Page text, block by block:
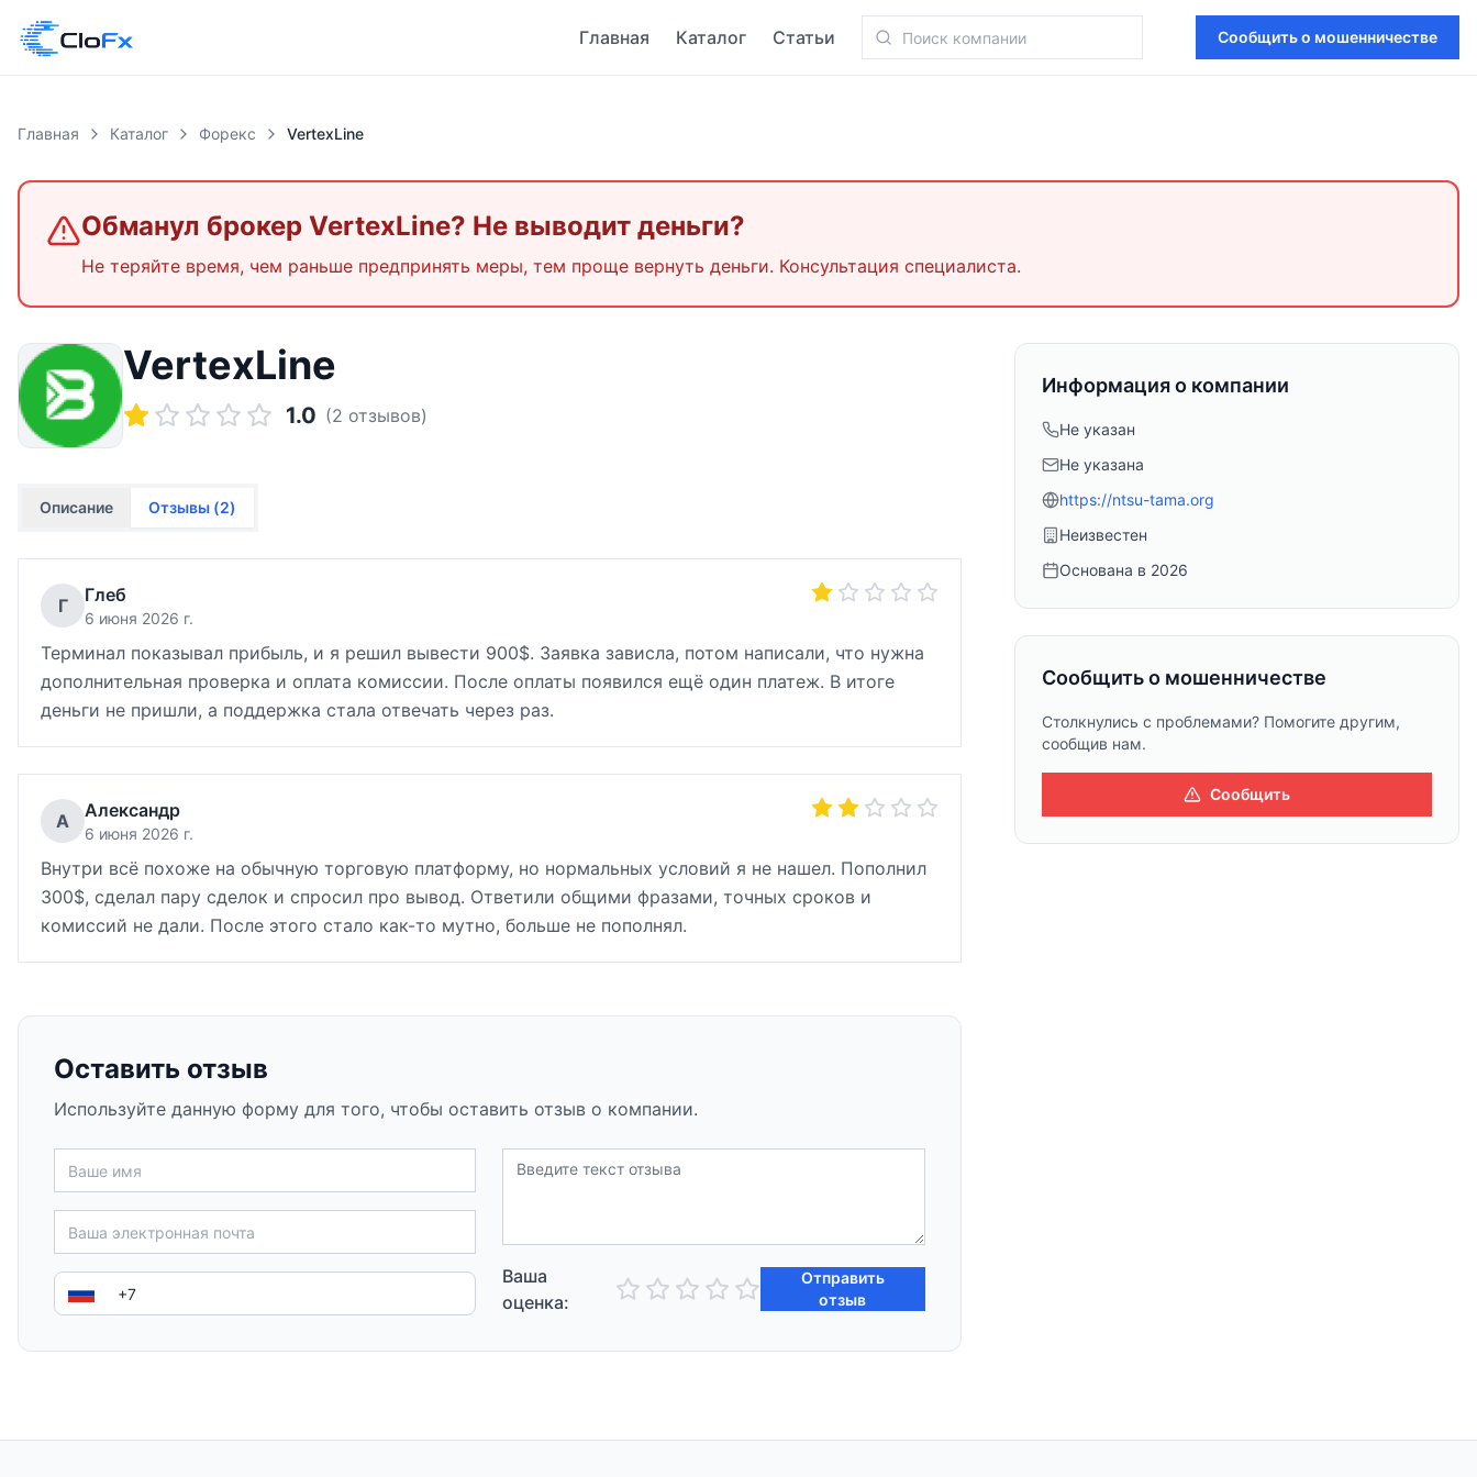
Главная Каталог Статьи Сообщить о мошенничестве
Главная Каталог Форекс VertexLine
Обманул брокер VertexLine? Не выводит деньги?
Не теряйте время, чем раньше предпринять меры, тем проще вернуть деньги. Консультация специалиста.
VertexLine
1.0 (2 отзывов)
Описание Отзывы (2)
Г Глеб
6 июня 2026 г.
Терминал показывал прибыль, и я решил вывести 900$. Заявка зависла, потом написали, что нужна
дополнительная проверка и оплата комиссии. После оплаты появился ещё один платеж. В итоге
деньги не пришли, а поддержка стала отвечать через раз.
А Александр
6 июня 2026 г.
Внутри всё похоже на обычную торговую платформу, но нормальных условий я не нашел. Пополнил
300$, сделал пару сделок и спросил про вывод. Ответили общими фразами, точных сроков и
комиссий не дали. После этого стало как-то мутно, больше не пополнял.
Оставить отзыв
Используйте данную форму для того, чтобы оставить отзыв о компании.
Ваша
оценка:
Отправить
отзыв
Информация о компании
Не указан
Не указана
https://ntsu-tama.org
Неизвестен
Основана в 2026
Сообщить о мошенничестве
Столкнулись с проблемами? Помогите другим,
сообщив нам.
Сообщить